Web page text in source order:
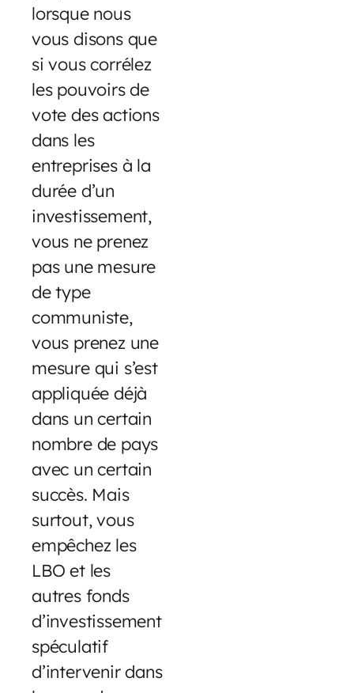
lorsque nous
vous disons que
si vous corrélez
les pouvoirs de
vote des actions
dans les
entreprises à la
durée d’un
investissement,
vous ne prenez
pas une mesure
de type
communiste,
vous prenez une
mesure qui s’est
appliquée déjà
dans un certain
nombre de pays
avec un certain
succès. Mais
surtout, vous
empêchez les
LBO et les
autres fonds
d’investissement
spéculatif
d’intervenir dans